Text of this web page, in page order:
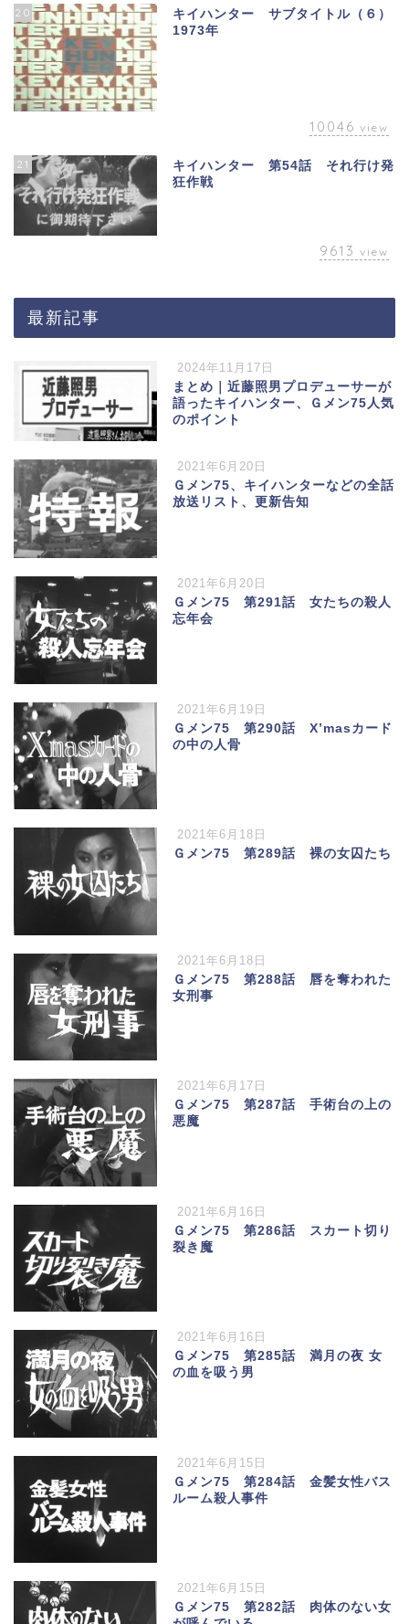
20
キイハンター サブタイトル（６）
1973年
10046 view
21
キイハンター 第54話 それ行け発
狂作戦
9613 view
最新記事
2024年11月17日
まとめ｜近藤照男プロデューサーが
語ったキイハンター、Ｇメン75人気
のポイント
2021年6月20日
Ｇメン75、キイハンターなどの全話
放送リスト、更新告知
2021年6月20日
Ｇメン75 第291話 女たちの殺人
忘年会
2021年6月19日
Ｇメン75 第290話 X’masカード
の中の人骨
2021年6月18日
Ｇメン75 第289話 裸の女囚たち
2021年6月18日
Ｇメン75 第288話 唇を奪われた
女刑事
2021年6月17日
Ｇメン75 第287話 手術台の上の
悪魔
2021年6月16日
Ｇメン75 第286話 スカート切り
裂き魔
2021年6月16日
Ｇメン75 第285話 満月の夜 女
の血を吸う男
2021年6月15日
Ｇメン75 第284話 金髪女性バス
ルーム殺人事件
2021年6月15日
Ｇメン75 第282話 肉体のない女